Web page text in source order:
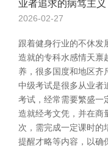
业者追求的病笃主义
2026-02-27
跟着健身行业的不休发
造就的专科水感情天禀
养，很多国度和地区齐
中级考试是很多从业者
考试，经常需要繁盛一
造就经考文凭，并在商
次，需完成一定课时的
提醒才略等内容，以确